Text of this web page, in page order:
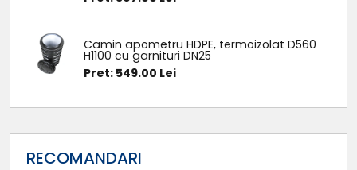
Camin apometru HDPE, termoizolat D560
H1100 cu garnituri DN25
Pret: 549.00 Lei
RECOMANDARI